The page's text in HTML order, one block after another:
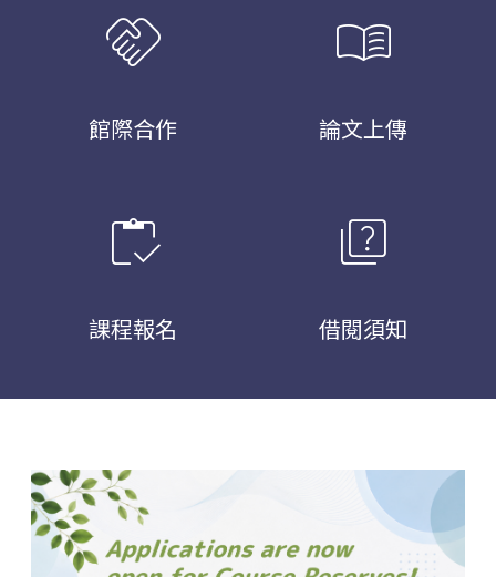
handshake
館際合作
menu_book
論文上傳
inventory
課程報名
quiz
借閱須知